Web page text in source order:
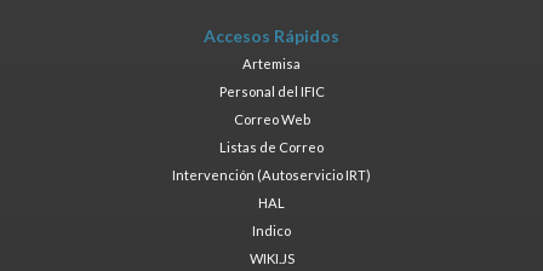
Accesos Rápidos
Artemisa
Personal del IFIC
Correo Web
Listas de Correo
Intervención (Autoservicio IRT)
HAL
Indico
WIKI.JS